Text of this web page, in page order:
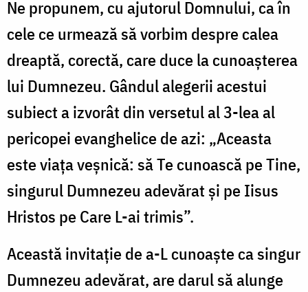
Ne propunem, cu ajutorul Domnului, ca în
cele ce urmează să vorbim despre calea
dreaptă, corectă, care duce la cunoaşterea
lui Dumnezeu. Gândul alegerii acestui
subiect a izvorât din versetul al 3-lea al
pericopei evanghelice de azi: „Aceasta
este viaţa veşnică: să Te cunoască pe Tine,
singurul Dumnezeu adevărat şi pe Iisus
Hristos pe Care L-ai trimis”.
Această invitaţie de a-L cunoaşte ca singur
Dumnezeu adevărat, are darul să alunge